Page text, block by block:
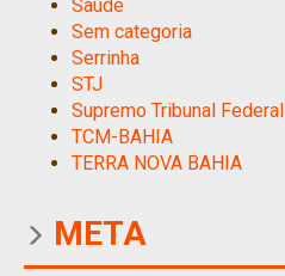
Saúde
Sem categoria
Serrinha
STJ
Supremo Tribunal Federal
TCM-BAHIA
TERRA NOVA BAHIA
META